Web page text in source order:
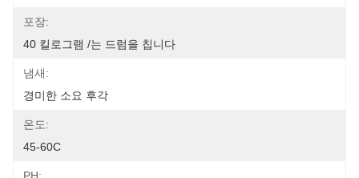
포장:
40 킬로그램 /는 드럼을 칩니다
냄새:
경미한 소요 후각
온도:
45-60C